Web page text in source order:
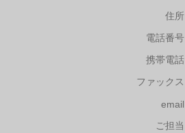
住所
電話番号
携帯電話
ファックス
email
ご担当